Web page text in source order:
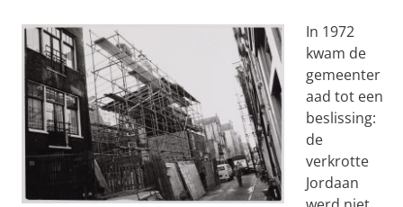
In 1972
kwam de
gemeenter
aad tot een
beslissing:
de
verkrotte
Jordaan